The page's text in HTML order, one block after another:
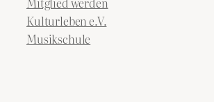
Kulturleben e.V.
Musikschule